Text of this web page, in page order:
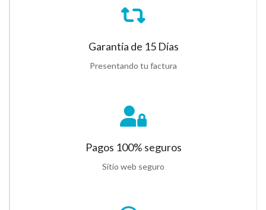
Garantía de 15 Días
Presentando tu factura
Pagos 100% seguros
Sitio web seguro